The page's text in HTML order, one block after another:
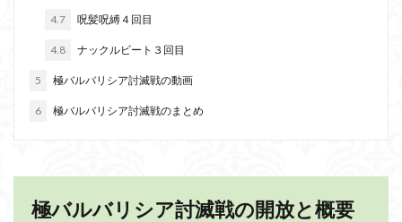
4.7 呪髪呪縛４回目
4.8 ナックルビート３回目
5 極バルバリシア討滅戦の動画
6 極バルバリシア討滅戦のまとめ
極バルバリシア討滅戦の開放と概要